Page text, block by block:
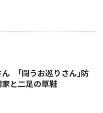
ん ｢闘うお巡りさん｣防
と二足の草鞋